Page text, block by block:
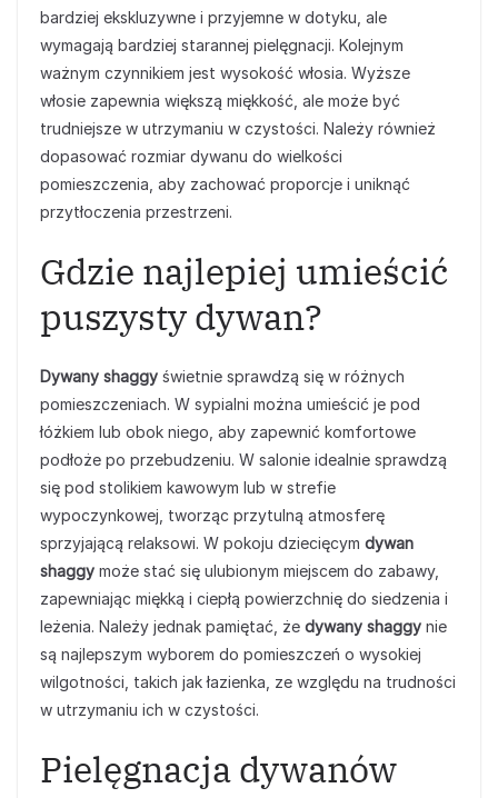
bardziej ekskluzywne i przyjemne w dotyku, ale
wymagają bardziej starannej pielęgnacji. Kolejnym
ważnym czynnikiem jest wysokość włosia. Wyższe
włosie zapewnia większą miękkość, ale może być
trudniejsze w utrzymaniu w czystości. Należy również
dopasować rozmiar dywanu do wielkości
pomieszczenia, aby zachować proporcje i uniknąć
przytłoczenia przestrzeni.
Gdzie najlepiej umieścić
puszysty dywan?
Dywany shaggy świetnie sprawdzą się w różnych
pomieszczeniach. W sypialni można umieścić je pod
łóżkiem lub obok niego, aby zapewnić komfortowe
podłoże po przebudzeniu. W salonie idealnie sprawdzą
się pod stolikiem kawowym lub w strefie
wypoczynkowej, tworząc przytulną atmosferę
sprzyjającą relaksowi. W pokoju dziecięcym dywan
shaggy może stać się ulubionym miejscem do zabawy,
zapewniając miękką i ciepłą powierzchnię do siedzenia i
leżenia. Należy jednak pamiętać, że dywany shaggy nie
są najlepszym wyborem do pomieszczeń o wysokiej
wilgotności, takich jak łazienka, ze względu na trudności
w utrzymaniu ich w czystości.
Pielęgnacja dywanów